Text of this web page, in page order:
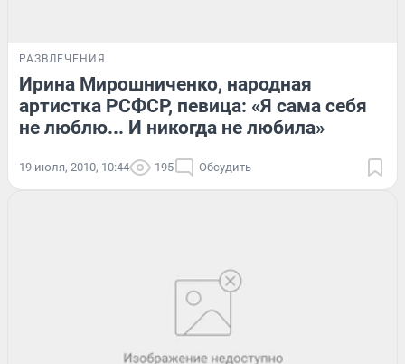
РАЗВЛЕЧЕНИЯ
Ирина Мирошниченко, народная
артистка РСФСР, певица: «Я сама себя
не люблю... И никогда не любила»
19 июля, 2010, 10:44 195 Обсудить